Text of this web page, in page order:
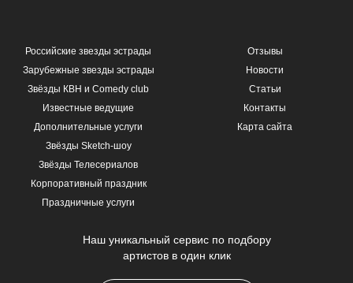
Российские звезды эстрады
Зарубежные звезды эстрады
Звёзды КВН и Comedy club
Известные ведущие
Дополнительные услуги
Звёзды Sketch-шоу
Звёзды Телесериалов
Корпоративный праздник
Праздничные услуги
Отзывы
Новости
Статьи
Контакты
Карта сайта
Наш уникальный сервис по подбору
артистов в один клик